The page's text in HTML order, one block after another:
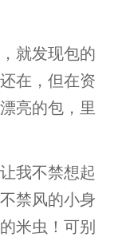
就发现包的
在，但在资
亮的包，里
我不禁想起
禁风的小身
米虫！可别